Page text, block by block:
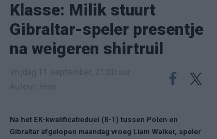
Klasse: Milik stuurt
Gibraltar-speler presentje
na weigeren shirtruil
Na het EK-kwalificatieduel (8-1) tussen Polen en
Gibraltar afgelopen maandag vroeg Liam Walker, speler